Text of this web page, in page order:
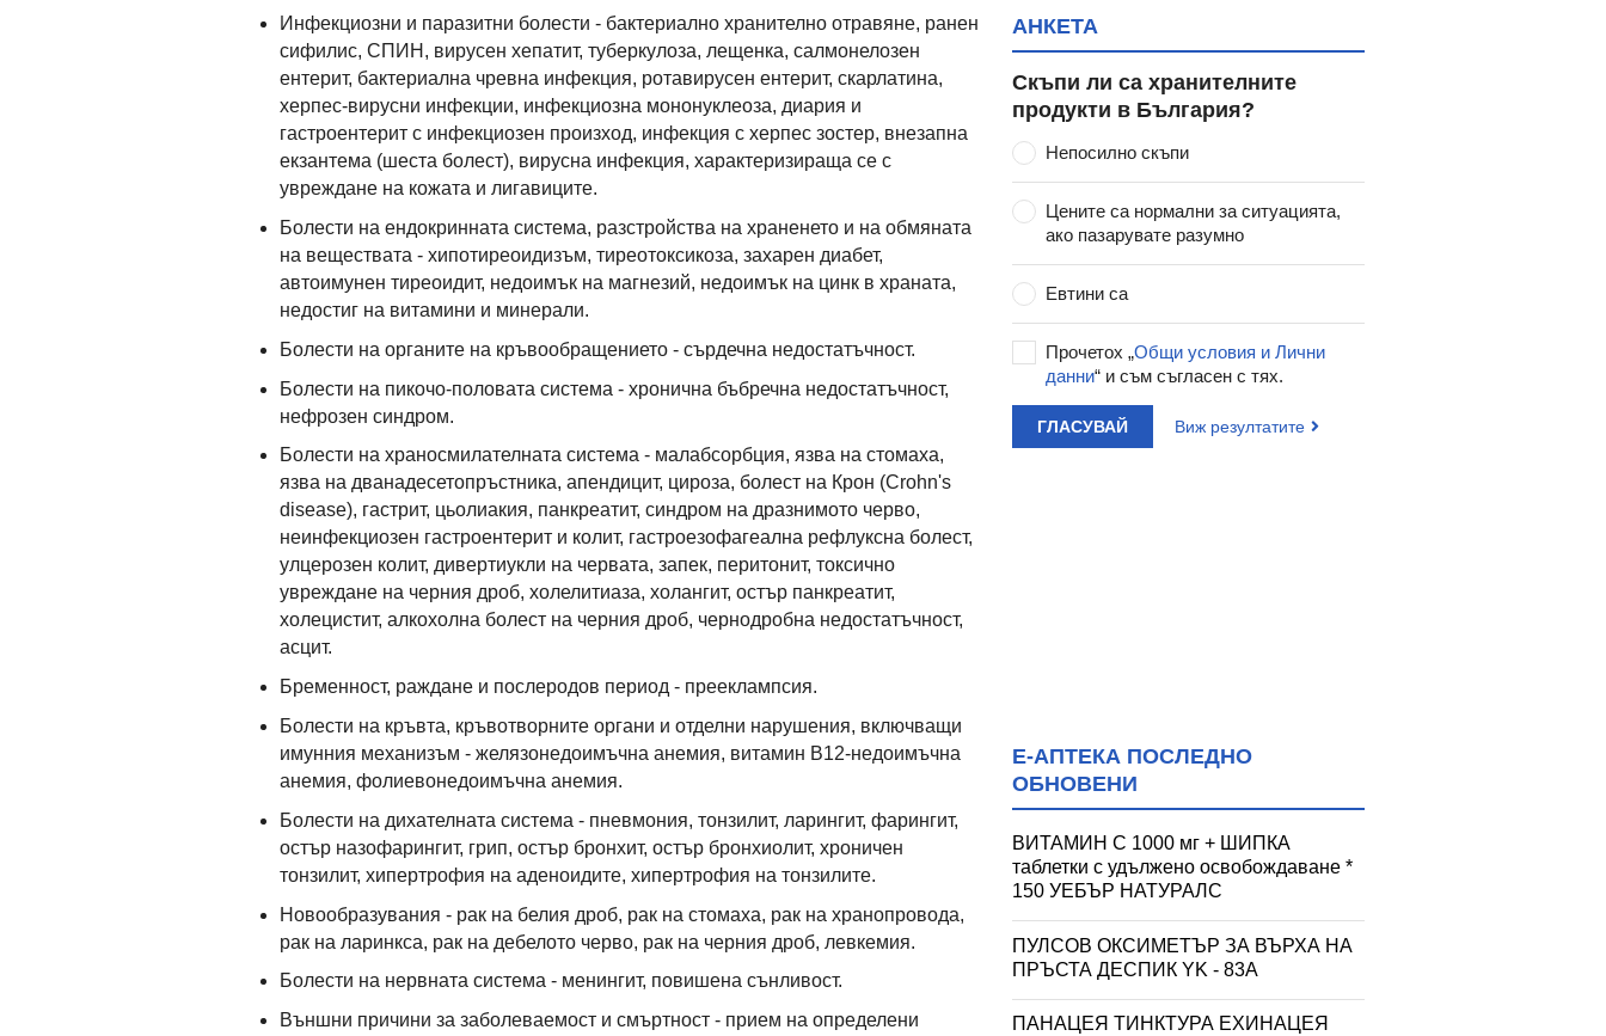
Инфекциозни и паразитни болести - бактериално хранително отравяне, ранен
сифилис, СПИН, вирусен хепатит, туберкулоза, лещенка, салмонелозен
ентерит, бактериална чревна инфекция, ротавирусен ентерит, скарлатина,
херпес-вирусни инфекции, инфекциозна мононуклеоза, диария и
гастроентерит с инфекциозен произход, инфекция с херпес зостер, внезапна
екзантема (шеста болест), вирусна инфекция, характеризираща се с
увреждане на кожата и лигавиците.
Болести на ендокринната система, разстройства на храненето и на обмяната
на веществата - хипотиреоидизъм, тиреотоксикоза, захарен диабет,
автоимунен тиреоидит, недоимък на магнезий, недоимък на цинк в храната,
недостиг на витамини и минерали.
Болести на органите на кръвообращението - сърдечна недостатъчност.
Болести на пикочо-половата система - хронична бъбречна недостатъчност,
нефрозен синдром.
Болести на храносмилателната система - малабсорбция, язва на стомаха,
язва на дванадесетопръстника, апендицит, цироза, болест на Крон (Crohn's
disease), гастрит, цьолиакия, панкреатит, синдром на дразнимото черво,
неинфекциозен гастроентерит и колит, гастроезофагеална рефлуксна болест,
улцерозен колит, дивертиукли на червата, запек, перитонит, токсично
увреждане на черния дроб, холелитиаза, холангит, остър панкреатит,
холецистит, алкохолна болест на черния дроб, чернодробна недостатъчност,
асцит.
Бременност, раждане и послеродов период - прееклампсия.
Болести на кръвта, кръвотворните органи и отделни нарушения, включващи
имунния механизъм - желязонедоимъчна анемия, витамин B12-недоимъчна
анемия, фолиевонедоимъчна анемия.
Болести на дихателната система - пневмония, тонзилит, ларингит, фарингит,
остър назофарингит, грип, остър бронхит, остър бронхиолит, хроничен
тонзилит, хипертрофия на аденоидите, хипертрофия на тонзилите.
Новообразувания - рак на белия дроб, рак на стомаха, рак на хранопровода,
рак на ларинкса, рак на дебелото черво, рак на черния дроб, левкемия.
Болести на нервната система - менингит, повишена сънливост.
Външни причини за заболеваемост и смъртност - прием на определени
АНКЕТА
Скъпи ли са хранителните
продукти в България?
Непосилно скъпи
Цените са нормални за ситуацията,
ако пазарувате разумно
Евтини са
Прочетох „Общи условия и Лични
данни“ и съм съгласен с тях.
ГЛАСУВАЙ Виж резултатите
Е-АПТЕКА ПОСЛЕДНО
ОБНОВЕНИ
ВИТАМИН С 1000 мг + ШИПКА
таблетки с удължено освобождаване *
150 УЕБЪР НАТУРАЛС
ПУЛСОВ ОКСИМЕТЪР ЗА ВЪРХА НА
ПРЪСТА ДЕСПИК YK - 83A
ПАНАЦЕЯ ТИНКТУРА ЕХИНАЦЕЯ